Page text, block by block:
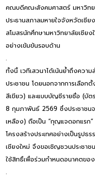
คณบดีคณะสังคมศาสตร์ มหาวิทย
ประธานสภาลมหายใจจังหวัดเชี
สโมสรนักศึกษามหาวิทยาลัยเชีย
อย่างเข้มข้นรอบด้าน
.
ทั้งนี้ เวทีเสวนาได้เน้นย้ำถึงควา
ประชาชน โดยนอกจากการเลือก
สีเขียว) และแบบบัญชีรายชื่อ (บัต
8 กุมภาพันธ์ 2569 ซึ่งประชาชน
เหลือง) ถือเป็น “กุญแจดอกแรก”
โครงสร้างประเทศอย่างเป็นรูป
เชียงใหม่ จึงขอเชิญชวนประชาชน
ใช้สิทธิ์เพื่อร่วมกำหนดอนาคตขอ
.